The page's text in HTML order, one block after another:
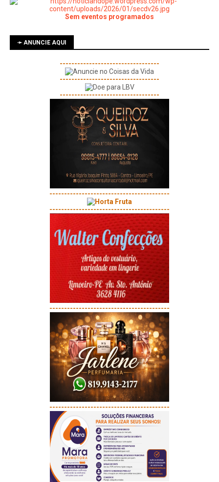
Sem eventos programados
➛ ANUNCIE AQUI
----------------------------------
----------------------------------
----------------------------------
-----------------------------------------
-----------------------------------------
-----------------------------------------
-----------------------------------------